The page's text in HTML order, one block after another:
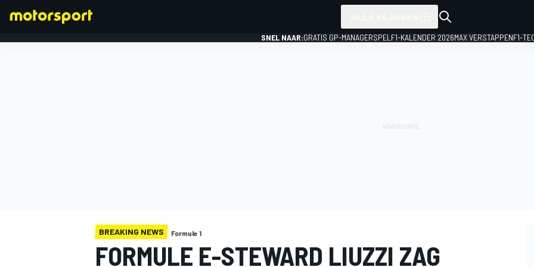
SNEL NAAR:GRATIS GP-MANAGERSPEL F1-KALENDER 2026MAX VERSTAPPENF1-
BREAKING NEWS Formule 1
FORMULE E-STEWARD LIUZZI ZAG